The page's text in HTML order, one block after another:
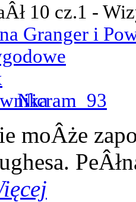
10 cz.1 -
Granger i
Nicram_93
moÂże